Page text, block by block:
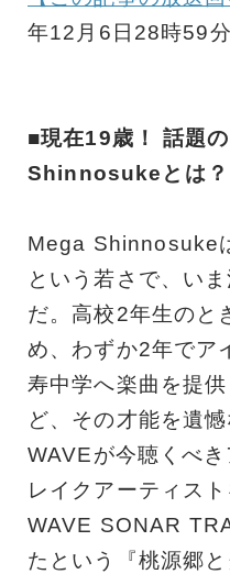
年12月6日28時59分
■現在19歳！ 話題
Shinnosukeとは？
Mega Shinnosuke
という若さで、い
だ。高校2年生のと
め、わずか2年でア
寿中学へ楽曲を提
ど、その才能を遺
WAVEが今聴くべ
レイクアーティス
WAVE SONAR
たという『桃源郷